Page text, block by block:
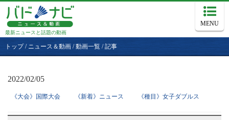
最新ニュースと話題の動画
MENU
トップ/ ニュース＆動画 /動画一覧 /記事
2022/02/05
《大会》国際大会 《新着》ニュース 《種目》女子ダブルス